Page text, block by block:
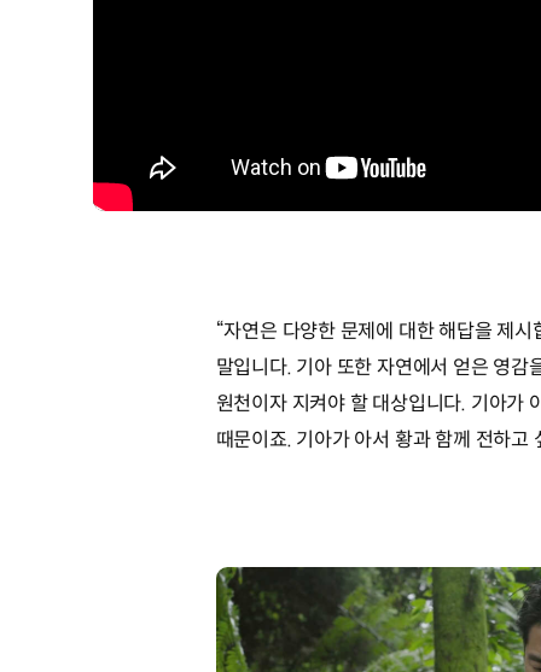
“자연은 다양한 문제에 대한 해답을 제
말입니다. 기아 또한 자연에서 얻은 영감
원천이자 지켜야 할 대상입니다. 기아가
때문이죠. 기아가 아서 황과 함께 전하